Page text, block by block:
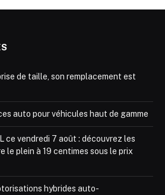
de taille, son remplacement est
auto pour véhicules haut de gamme
ce vendredi 7 août : découvrez les
le plein à 19 centimes sous le prix
hybrides auto-